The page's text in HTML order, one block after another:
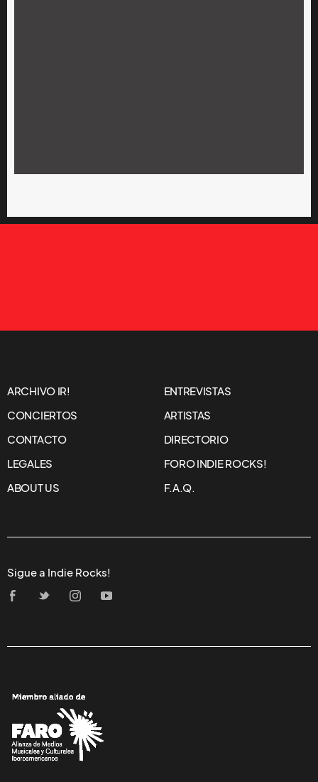
ARCHIVO IR!
ENTREVISTAS
CONCIERTOS
ARTISTAS
CONTACTO
DIRECTORIO
LEGALES
FORO INDIE ROCKS!
ABOUT US
F.A.Q.
Sigue a Indie Rocks!